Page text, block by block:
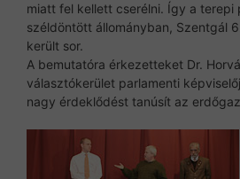
miatt fel kellett cserélni. Így a terepi
széldöntött állományban, Szentgál
került sor.
A bemutatóra érkezetteket Dr.
választókerület parlamenti
nagy érdeklődést tanúsít az